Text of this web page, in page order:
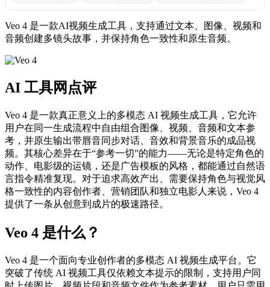
Veo 4 是一款AI视频生成工具，支持通过文本、图像、视频和
音频创建多镜头故事，并保持角色一致性和原生音频。
AI 工具网点评
Veo 4 是一款真正意义上的多模态 AI 视频生成工具，它允许
用户在同一生成流程中自由组合图像、视频、音频和文本参
考，并原生输出带唇音同步对话、音效和背景音乐的成品视
频。其核心差异在于“参考一切”的能力——无论是特定角色的
动作、电影级的运镜，还是广告模板的风格，都能通过自然语
言指令精准复现。对于追求高效产出、需要保持角色与视觉风
格一致性的内容创作者、营销团队和独立电影人来说，Veo 4
提供了一条从创意到成片的极速路径。
Veo 4 是什么？
Veo 4 是一个面向专业创作者的多模态 AI 视频生成平台。它
突破了传统 AI 视频工具仅依赖文本提示的限制，支持用户同